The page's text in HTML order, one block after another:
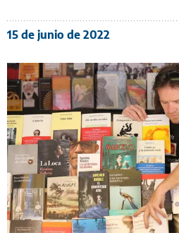
15 de junio de 2022